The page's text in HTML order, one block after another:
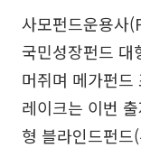
사모펀드운용사
국민성장펀드 대
머쥐며 메가펀드
레이크는 이번
형 블라인드펀드